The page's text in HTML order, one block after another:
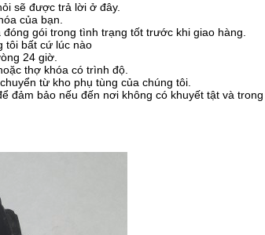
sẽ được trả lời ở đây.
của bạn.
gói trong tình trạng tốt trước khi giao hàng.
tôi bất cứ lúc nào
24 giờ.
thợ khóa có trình độ.
từ kho phụ tùng của chúng tôi.
đảm bảo nếu đến nơi không có khuyết tật và